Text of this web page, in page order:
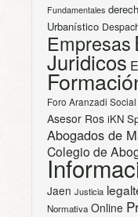
Fundamentales
Urbanístico
Empresas
Juridicos
Foro Aranzadi
Asesor Ros iKN
Abogados de
Colegio de
Jaen Justicia
Normativa Online